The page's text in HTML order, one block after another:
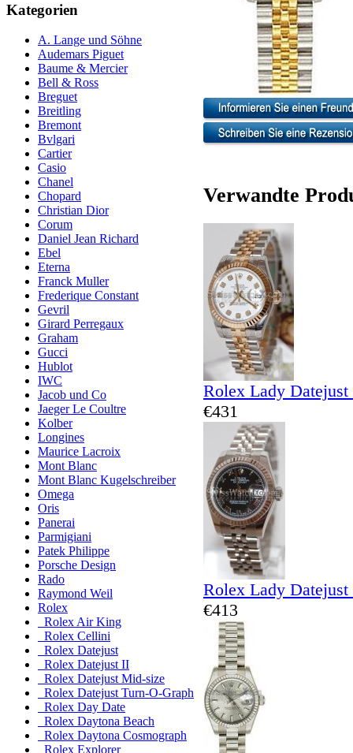
Kategorien
A. Lange und Söhne
Audemars Piguet
Baume & Mercier
Bell & Ross
Breguet
Breitling
Bremont
Bvlgari
Cartier
Casio
Chanel
Chopard
Christian Dior
Corum
Daniel Jean Richard
Ebel
Eterna
Franck Muller
Frederique Constant
Gevril
Girard Perregaux
Graham
Gucci
Hublot
IWC
Jacob und Co
Jaeger Le Coultre
Kolber
Longines
Maurice Lacroix
Mont Blanc
Mont Blanc Kugelschreiber
Omega
Oris
Panerai
Parmigiani
Patek Philippe
Porsche Design
Rado
Raymond Weil
Rolex
Rolex Air King
Rolex Cellini
Rolex Datejust
Rolex Datejust II
Rolex Datejust Mid-size
Rolex Datejust Turn-O-Graph
Rolex Day Date
Rolex Daytona Beach
Rolex Daytona Cosmograph
Rolex Explorer
Verwandte
Rolex Lady Datejust
€431
Rolex Lady Datejust
€413